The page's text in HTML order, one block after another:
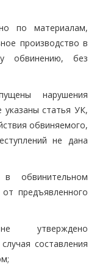
по материалам,
производство в
обвинению, без
нарушения
статья УК,
обвиняемого,
не дана
обвинительном
предъявленного
утверждено
составления